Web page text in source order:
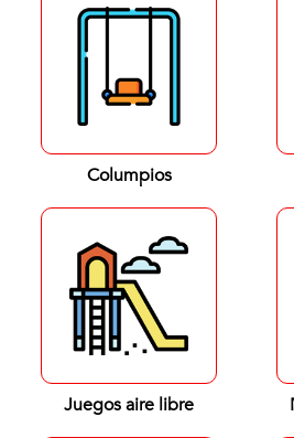
Columpios
Juegos aire libre